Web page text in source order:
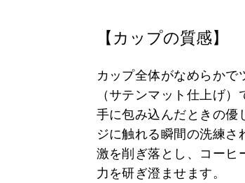
【カップの質感】
カップ全体がなめらかで
（サテンマット仕上げ）
手に包み込んだときの優
ジに触れる瞬間の洗練さ
激を削ぎ落とし、 コーヒ
力を研ぎ澄ませます。